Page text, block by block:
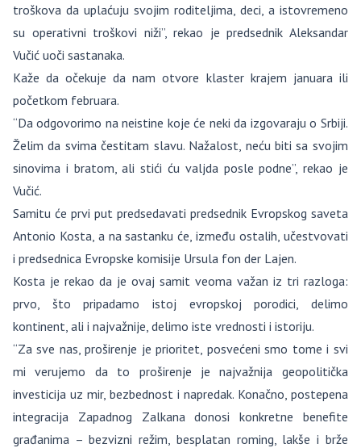
troškova da uplaćuju svojim roditeljima, deci, a istovremeno
su operativni troškovi niži”, rekao je predsednik Aleksandar
Vučić uoči sastanaka.
Kaže da očekuje da nam otvore klaster krajem januara ili
početkom februara.
“Da odgovorimo na neistine koje će neki da izgovaraju o Srbiji.
Želim da svima čestitam slavu. Nažalost, neću biti sa svojim
sinovima i bratom, ali stići ću valjda posle podne”, rekao je
Vučić.
Samitu će prvi put predsedavati predsednik Evropskog saveta
Antonio Kosta, a na sastanku će, između ostalih, učestvovati
i predsednica Evropske komisije Ursula fon der Lajen.
Kosta je rekao da je ovaj samit veoma važan iz tri razloga:
prvo, što pripadamo istoj evropskoj porodici, delimo
kontinent, ali i najvažnije, delimo iste vrednosti i istoriju.
“Za sve nas, proširenje je prioritet, posvećeni smo tome i svi
mi verujemo da to proširenje je najvažnija geopolitička
investicija uz mir, bezbednost i napredak. Konačno, postepena
integracija Zapadnog Zalkana donosi konkretne benefite
građanima – bezvizni režim, besplatan roming, lakše i brže